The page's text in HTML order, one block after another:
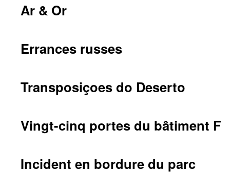
Ar & Or
Errances russes
Transposiçoes do Deserto
Vingt-cinq portes du bâtiment F
Incident en bordure du parc